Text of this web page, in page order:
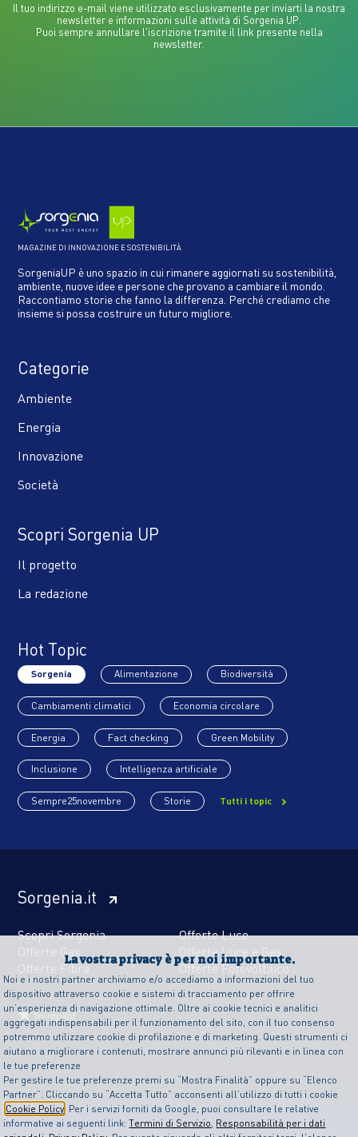
La vostra privacy è per noi importante.
Noi e i nostri partner archiviamo e/o accediamo a informazioni del tuo
dispositivo attraverso cookie e sistemi di tracciamento per offrire
un’esperienza di navigazione ottimale. Oltre ai cookie tecnici e analitici
aggregati indispensabili per il funzionamento del sito, con il tuo consenso
potremmo utilizzare cookie di profilazione e di marketing. Questi strumenti ci
aiutano a migliorare i contenuti, mostrare annunci più rilevanti e in linea con
le tue preferenze
Per gestire le tue preferenze premi su “Mostra Finalità” oppure su “Elenco
Partner”. Cliccando su “Accetta Tutto” acconsenti all’utilizzo di tutti i cookie
Cookie Policy . Per i servizi forniti da Google, puoi consultare le relative
informative ai seguenti link:Termini di Servizio, Responsabilità per i dati
Il tuo indirizzo e-mail viene utilizzato esclusivamente per inviarti la nostra
newsletter e informazioni sulle attività di Sorgenia UP.
Puoi sempre annullare l'iscrizione tramite il link presente nella
newsletter.
MAGAZINE DI INNOVAZIONE E SOSTENIBILITÀ
SorgeniaUP è uno spazio in cui rimanere aggiornati su sostenibilità,
ambiente, nuove idee e persone che provano a cambiare il mondo.
Raccontiamo storie che fanno la differenza. Perché crediamo che
insieme si possa costruire un futuro migliore.
Categorie
Ambiente
Energia
Innovazione
Società
Scopri Sorgenia UP
Il progetto
La redazione
Hot Topic
Sorgenia Alimentazione Biodiversità
Cambiamenti climatici Economia circolare
Energia Fact checking Green Mobility
Inclusione Intelligenza artificiale
Sempre25novembre Storie Tutti i topic
Sorgenia.it
Scopri Sorgenia
Offerte Luce
Offerte Gas
Offerte Luce e Gas
Offerte Fibra
Offerte Fotovoltaico